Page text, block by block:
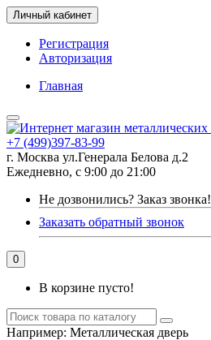
Личный кабинет
Регистрация
Авторизация
Главная
+7 (499)397-83-99
г. Москва ул.Генерала Белова д.2
Ежедневно, с 9:00 до 21:00
Не дозвонились? Заказ звонка!
Заказать обратный звонок
0
В корзине пусто!
Например: Металлическая дверь